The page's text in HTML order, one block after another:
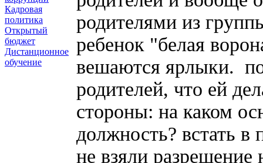
Кадровая
политика
Открытый
бюджет
Дистанционное
обучение
родителями из
ребенок "белая
вешаются ярлыки.
родителей, что ей
стороны: на каком
должность? встать
не взяли